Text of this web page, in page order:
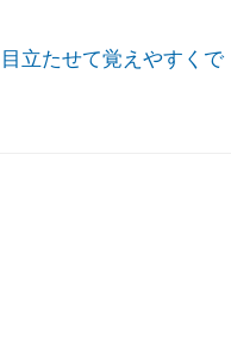
立たせて覚えやすくで